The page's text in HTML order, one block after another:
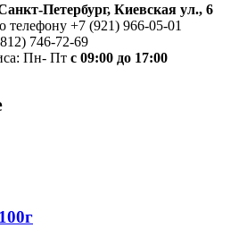
Петербург, Киевская ул., 6
телефону +7 (921) 966-05-01
746-72-69
Пн- Пт с 09:00 до 17:00